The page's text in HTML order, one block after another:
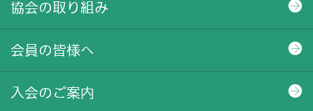
協会の取り組み
会員の皆様へ
入会のご案内